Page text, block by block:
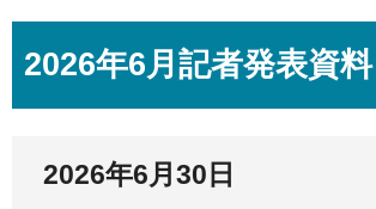
2026年6月記者発表資料
2026年6月30日